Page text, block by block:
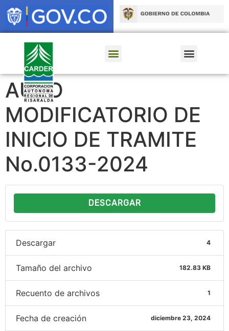
AUTO
MODIFICATORIO DE
INICIO DE TRAMITE
No.0133-2024
DESCARGAR
Descargar 4
Tamaño del archivo 182.83 KB
Recuento de archivos 1
Fecha de creación diciembre 23, 2024